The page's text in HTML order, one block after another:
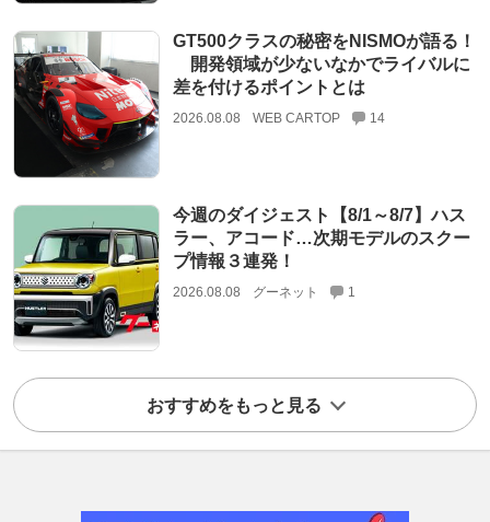
GT500クラスの秘密をNISMOが語る！
開発領域が少ないなかでライバルに
差を付けるポイントとは
2026.08.08 WEB CARTOP 14
今週のダイジェスト【8/1～8/7】ハス
ラー、アコード…次期モデルのスクー
プ情報３連発！
2026.08.08 グーネット 1
おすすめをもっと見る